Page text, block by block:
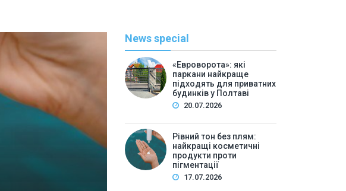
News special
«Евроворота»: які
паркани найкраще
підходять для приватних
будинків у Полтаві
20.07.2026
Рівний тон без плям:
найкращі косметичні
продукти проти
пігментації
17.07.2026